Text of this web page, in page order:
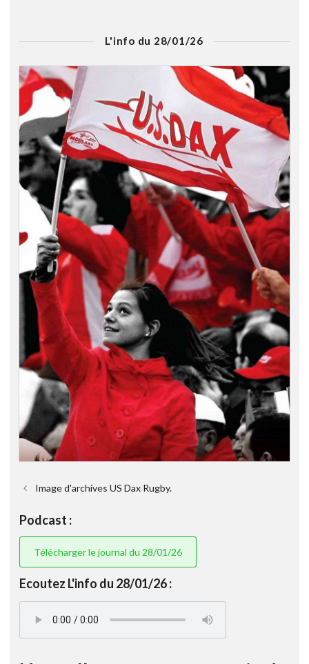
L'info du 28/01/26
Image d'archives US Dax Rugby.
Podcast :
Télécharger le journal du 28/01/26
Ecoutez L'info du 28/01/26 :